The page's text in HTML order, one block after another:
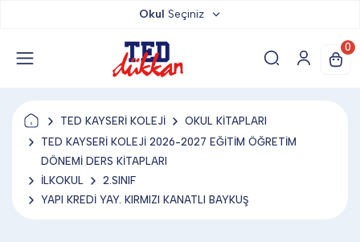
TED YAYINLARI
TED LOKUM
ANAHTARLIK
Okul Seçiniz
0
TED KAYSERİ KOLEJİ
OKUL KİTAPLARI
TED KAYSERİ KOLEJİ 2026-2027 EĞİTİM ÖĞRETİM
DÖNEMİ DERS KİTAPLARI
İLKOKUL
2.SINIF
YAPI KREDİ YAY. KIRMIZI KANATLI BAYKUŞ